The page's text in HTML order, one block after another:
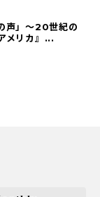
声」〜20世紀の
メリカ』...